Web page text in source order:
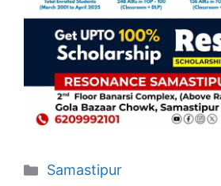
Categories
Samastipur